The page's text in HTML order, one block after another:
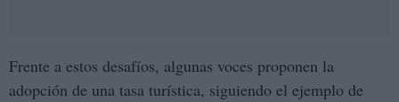
Frente a estos desafíos, algunas voces proponen la
adopción de una tasa turística, siguiendo el ejemplo de